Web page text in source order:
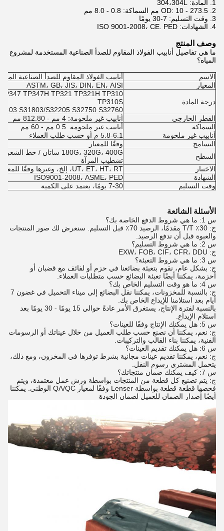
1. المادة: 304،304L
2. OD: 10 - 273.5 مم السماكة: 0.8 - 8.0 مم
3. وقت التسليم: 7-30 يومًا
4. الشهادات: ISO 9001-2008، CE. PED
وصف المنتج
ما هي تفاصيل أنابيب الفولاذ المقاوم للصدأ الصناعية المستخدمة لمشروع
المياه؟
الاسم
أنابيب الفولاذ المقاوم للصدأ الصناعية
المعيار
ASTM، GB، JIS، DIN، EN، AISI
درجة المادة
TP347H TP321 TP321H TP310
TP310S
S31803/S32205 S32750 S32760
القطر الخارجي
أنابيب غير ملحومة: 4 مم - 812.80 مم
السماكة
أنابيب غير ملحومة: 0.5 مم - 60 مم
أنابيب غير ملحومة
5.8-6.1 م أو حسب طلب العملاء
التسامح
وفقًا للمعيار.
السطح
تشطيب المرآة
الاختبار
UT، ET، HT، RT، إلخ، وغيرها وفقًا للمعيار، أو حسب طلبات العملاء
الشهادة
ISO9001-2008، ASME، PED
وقت التسليم
7-30 يومًا، يعتمد على الكمية
الأسئلة الشائعة
س 1: ما هي شروط الدفع الخاصة بك؟
ج: 30٪ T/T مقدمًا، الرصيد 70٪ قبل التسليم. سنعرض لك صور المنتجات
والعبوة قبل أن تدفع الرصيد.
س 2: ما هي شروط التسليم؟
ج: EXW، FOB، CIF، CFR، DDU
س 3: ما هي شروط التعبئة؟
ج: بشكل عام، نقوم بتعبئة بضائعنا في حزم أو لفائف مع قضبان أو
أحزمة، يمكننا أيضًا تعبئة البضائع حسب متطلبات العملاء.
س 4: ما هو وقت التسليم الخاص بك؟
ج: بالنسبة للمخزونات، يمكننا نقل البضائع إلى ميناء التحميل في غضون 7
أيام بعد استلامنا للإيداع الخاص بك.
بالنسبة لفترة الإنتاج، يستغرق الأمر عادةً حوالي 15 يومًا - 30 يومًا بعد
استلام الإيداع.
س 5: هل يمكنك الإنتاج وفقًا للعينات؟
ج: نعم، يمكننا أن نصنع حسب طلب العميل من خلال عيناتك أو الرسومات
الفنية، يمكننا بناء القالب والتركيبات.
س 6: هل يمكنك تقديم العينات؟
ج: نعم، يمكننا تقديم عينات مجانية بشرط توفرها في المخزون، ومع ذلك،
يتحمل المشتري رسوم النقل.
س 7: كيف يمكنك ضمان منتجاتك؟
ج: يتم تصنيع كل قطعة من المنتجات بواسطة ورش عمل معتمدة، ويتم
فحصها قطعة قطعة بواسطة Lenser وفقًا لمعيار QA/QC الوطني. يمكننا
أيضًا إصدار الضمان للعميل لضمان الجودة